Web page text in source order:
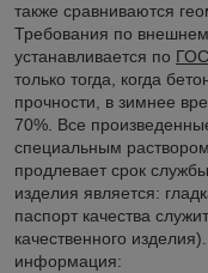
также сравниваются
Требования по
устанавливается по
только тогда, когда
прочности, в зимнее
70%. Все
специальным
продлевает срок
изделия является:
паспорт качества
качественного
информация: